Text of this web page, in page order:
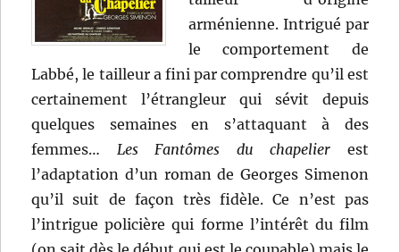
arménienne. Intrigué par
le comportement de
Labbé, le tailleur a fini par comprendre qu’il est
certainement l’étrangleur qui sévit depuis
quelques semaines en s’attaquant à des
femmes… Les Fantômes du chapelier est
l’adaptation d’un roman de Georges Simenon
qu’il suit de façon très fidèle. Ce n’est pas
l’intrigue policière qui forme l’intérêt du film